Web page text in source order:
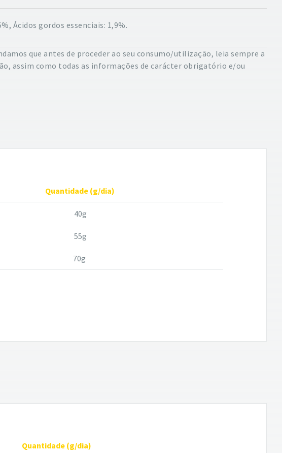
Ácidos gordos essenciais: 1,9%.
que antes de proceder ao seu consumo/utilização, leia sempre a
assim como todas as informações de carácter obrigatório e/ou
Quantidade (g/dia)
40g
55g
70g
Quantidade (g/dia)